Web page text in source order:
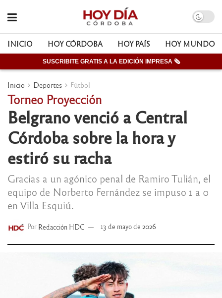
INICIO HOY CÓRDOBA HOY PAÍS HOY MUNDO
SUSCRIBITE GRATIS A LA EDICIÓN IMPRESA 🗞
Inicio Deportes Fútbol
Torneo Proyección
Belgrano venció a Central
Córdoba sobre la hora y
estiró su racha
Gracias a un agónico penal de Ramiro Tulián, el
equipo de Norberto Fernández se impuso 1 a 0
en Villa Esquiú.
Por Redacción HDC 13 de mayo de 2026